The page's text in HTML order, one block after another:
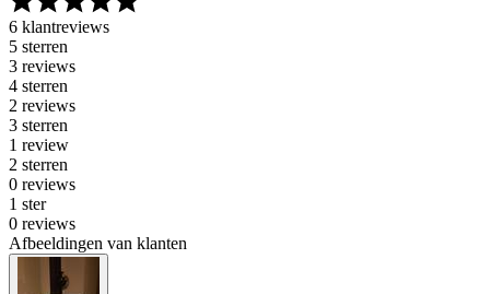
6 klantreviews
5 sterren
3 reviews
4 sterren
2 reviews
3 sterren
1 review
2 sterren
0 reviews
1 ster
0 reviews
Afbeeldingen van klanten